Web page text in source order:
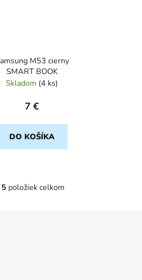
M53 cierny
SMART BOOK
Skladom (4 ks)
7 €
DO KOŠÍKA
O
5 položiek celkom